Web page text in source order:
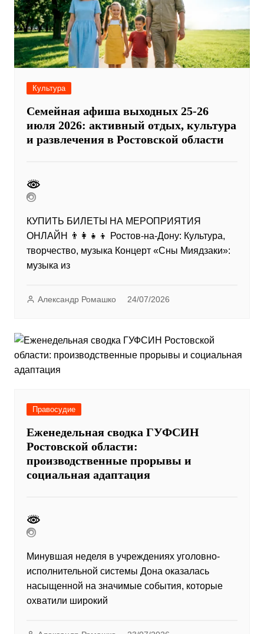
Культура
Семейная афиша выходных 25-26
июля 2026: активный отдых, культура
и развлечения в Ростовской области
КУПИТЬ БИЛЕТЫ НА МЕРОПРИЯТИЯ
ОНЛАЙН 👨‍👩‍👧‍👦 Ростов-на-Дону: Культура,
творчество, музыка Концерт «Сны Миядзаки»:
музыка из
Александр Ромашко 24/07/2026
Правосудие
Еженедельная сводка ГУФСИН
Ростовской области:
производственные прорывы и
социальная адаптация
Минувшая неделя в учреждениях уголовно-
исполнительной системы Дона оказалась
насыщенной на значимые события, которые
охватили широкий